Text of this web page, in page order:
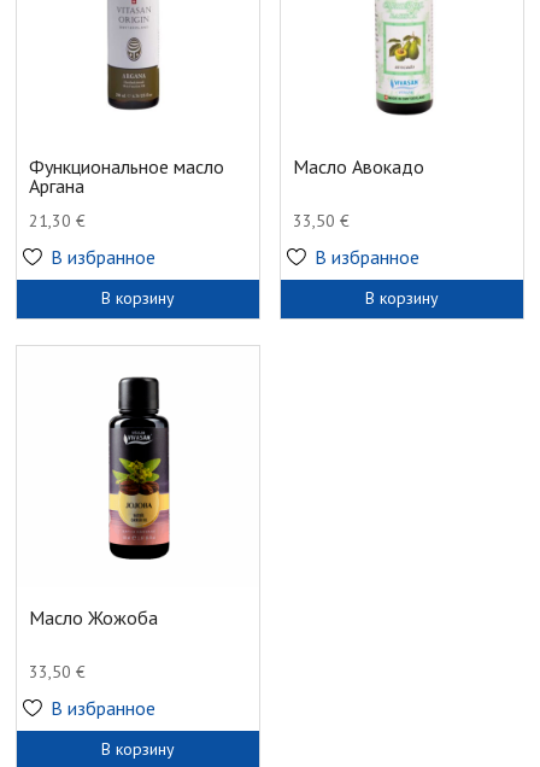
Функциональное масло
Аргана
21,30€
В избранное
В корзину
Масло Авокадо
33,50€
В избранное
В корзину
Масло Жожоба
33,50€
В избранное
В корзину